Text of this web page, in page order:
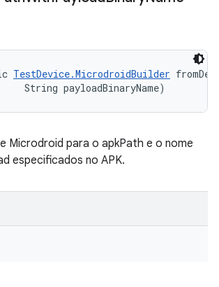
TestDevice.MicrodroidBuilder
String payloadBinaryName)
Microdroid para o apkPath e o nome
especificados no APK.